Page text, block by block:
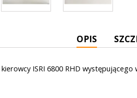
OPIS
ISRI 6800 RHD występującego